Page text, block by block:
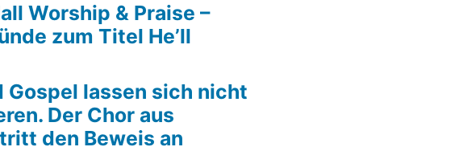
Worship & Praise –
zum Titel He’ll
Gospel lassen sich nicht
Der Chor aus
den Beweis an